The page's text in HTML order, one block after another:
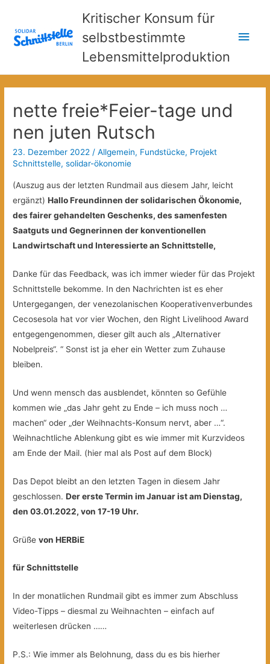
Kritischer Konsum für
selbstbestimmte
Lebensmittelproduktion
nette freie*Feier-tage und
nen juten Rutsch
23. Dezember 2022 /Allgemein, Fundstücke, Projekt
Schnittstelle,solidar-ökonomie
(Auszug aus der letzten Rundmail aus diesem Jahr, leicht
ergänzt)Hallo Freundinnen der solidarischen Ökonomie,
des fairer gehandelten Geschenks, des samenfesten
Saatguts und Gegnerinnen der konventionellen
Landwirtschaft und Interessierte an Schnittstelle,
Danke für das Feedback, was ich immer wieder für das Projekt
Schnittstelle bekomme. In den Nachrichten ist es eher
Untergegangen, der venezolanischen Kooperativenverbundes
Cecosesola hat vor vier Wochen, den Right Livelihood Award
entgegengenommen, dieser gilt auch als „Alternativer
Nobelpreis“. “ Sonst ist ja eher ein Wetter zum Zuhause
bleiben.
Und wenn mensch das ausblendet, könnten so Gefühle
kommen wie „das Jahr geht zu Ende – ich muss noch …
machen“ oder „der Weihnachts-Konsum nervt, aber …“.
Weihnachtliche Ablenkung gibt es wie immer mit Kurzvideos
am Ende der Mail. (hier mal als Post auf dem Block)
Das Depot bleibt an den letzten Tagen in diesem Jahr
geschlossen.Der erste Termin im Januar ist am Dienstag,
den 03.01.2022, von 17-19 Uhr.
Grüßevon HERBiE
für Schnittstelle
In der monatlichen Rundmail gibt es immer zum Abschluss
Video-Tipps – diesmal zu Weihnachten – einfach auf
weiterlesen drücken ……
P.S.: Wie immer als Belohnung, dass du es bis hierher